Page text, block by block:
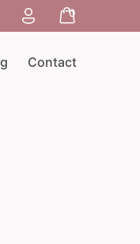
Search Toggle
Go To My
Minicart
0
Contact